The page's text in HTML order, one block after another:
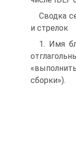
Сводка
и стрелок
1. Имя
сборки»).